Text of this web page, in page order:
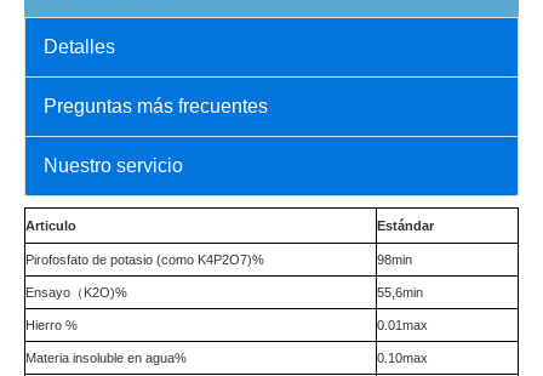
Detalles
Preguntas más frecuentes
Nuestro servicio
Articulo Estándar
Pirofosfato de potasio (como K4P2O7)% 98min
Ensayo （ K2O)% 55,6min
Hierro % 0.01max
Materia insoluble en agua% 0.10max